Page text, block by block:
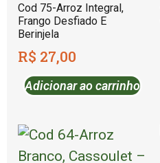
Cod 75-Arroz Integral,
Frango Desfiado E
Berinjela
R$ 27,00
Adicionar ao carrinho